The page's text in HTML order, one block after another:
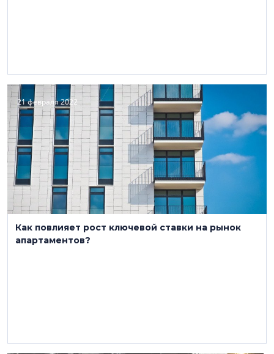
21 февраля 2022
Как повлияет рост ключевой ставки на рынок
апартаментов?